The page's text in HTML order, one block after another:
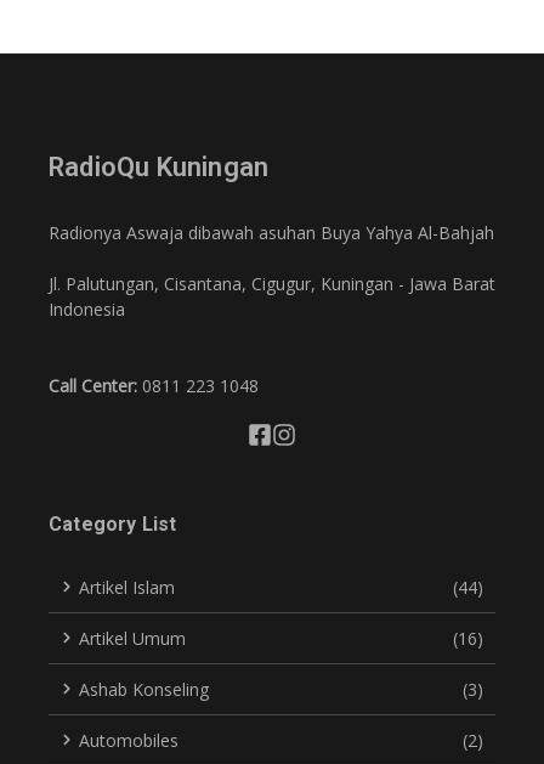
RadioQu Kuningan
Radionya Aswaja dibawah asuhan Buya Yahya Al-Bahjah
Jl. Palutungan, Cisantana, Cigugur, Kuningan - Jawa Barat
Indonesia
Call Center: 0811 223 1048
Category List
Artikel Islam (44)
Artikel Umum (16)
Ashab Konseling (3)
Automobiles (2)